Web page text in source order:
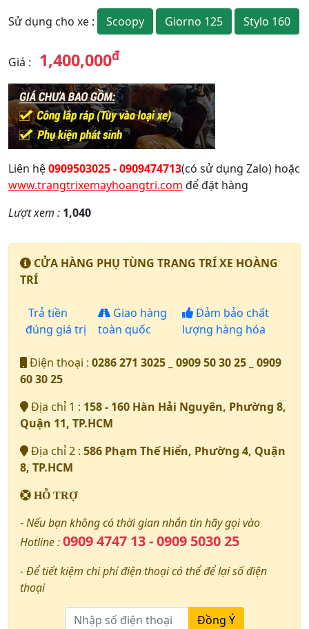
Sử dụng cho xe : Scoopy Giorno 125 Stylo 160
Giá : 1,400,000đ
Liên hệ0909503025 - 0909474713(có sử dụng Zalo) hoặc
www.trangtrixemayhoangtri.com để đặt hàng
Lượt xem : 1,040
CỬA HÀNG PHỤ TÙNG TRANG TRÍ XE HOÀNG
TRÍ
Trả tiền
đúng giá trị
Giao hàng
toàn quốc
Đảm bảo chất
lượng hàng hóa
Điện thoại : 0286 271 3025 _ 0909 50 30 25 _ 0909
60 30 25
Địa chỉ 1 : 158 - 160 Hàn Hải Nguyên, Phường 8,
Quận 11, TP.HCM
Địa chỉ 2 : 586 Phạm Thế Hiển, Phường 4, Quận
8, TP.HCM
HỖ TRỢ
- Nếu bạn không có thời gian nhắn tin hãy gọi vào
Hotline :0909 4747 13 - 0909 5030 25
- Để tiết kiệm chi phí điện thoại có thể để lại số điện
thoại
Đồng Ý